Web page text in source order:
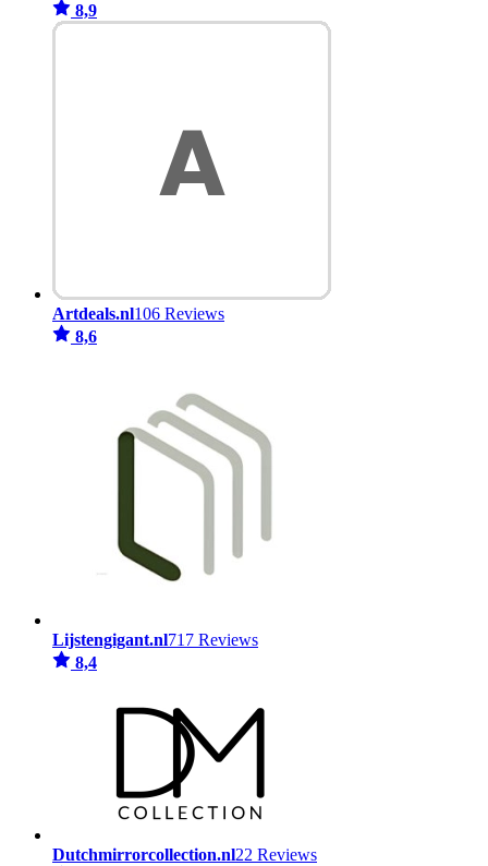
8,9
Artdeals.nl106 Reviews
8,6
Lijstengigant.nl717 Reviews
8,4
Dutchmirrorcollection.nl22 Reviews